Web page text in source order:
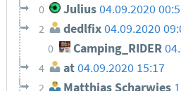
0 Julius04.09.2020
2 dedlfix04.09.2020
0 Camping_RIDER
4 at04.09.2020 15:17
2 Matthias Scharwies